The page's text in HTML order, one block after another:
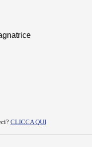
CLICCA QUI